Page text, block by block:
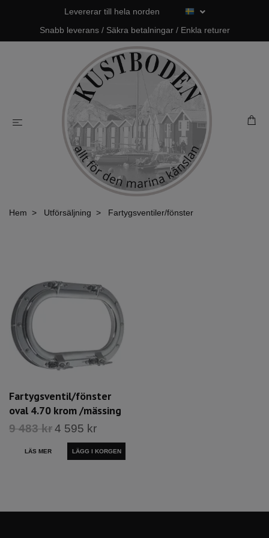
Levererar till hela norden
Snabb leverans / Säkra betalningar / Enkla returer
Hem Utförsäljning Fartygsventiler/fönster
Fartygsventil/fönster
oval 4.70 krom /mässing
9 483 kr4 595 kr
LÄS MER LÄGG I KORGEN